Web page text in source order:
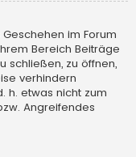
im Forum
Bereich Beiträge
schließen, zu öffnen,
verhindern
h. etwas nicht zum
Angreifendes